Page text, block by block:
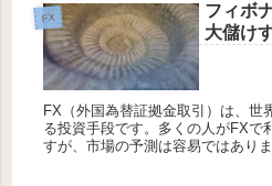
FX
フィボ
大儲け
FX（外国為替証拠金取引）は、世
る投資手段です。多くの人がFXで
すが、市場の予測は容易ではあり